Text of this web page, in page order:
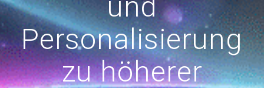
Personalisierung
zu höherer